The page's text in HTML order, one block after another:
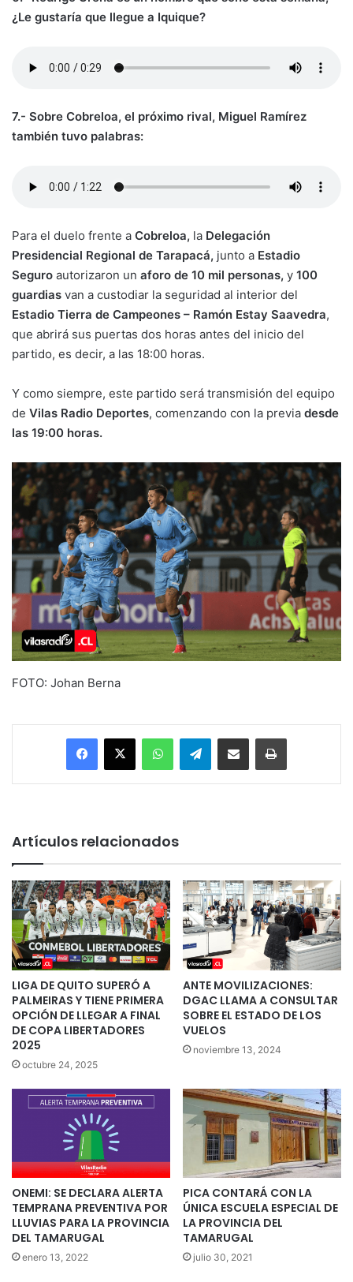
¿Le gustaría que llegue a Iquique?
7.- Sobre Cobreloa, el próximo rival, Miguel Ramírez
también tuvo palabras:
Para el duelo frente a Cobreloa, la Delegación
Presidencial Regional de Tarapacá, junto a Estadio
Seguro autorizaron un aforo de 10 mil personas, y 100
guardias van a custodiar la seguridad al interior del
Estadio Tierra de Campeones – Ramón Estay Saavedra,
que abrirá sus puertas dos horas antes del inicio del
partido, es decir, a las 18:00 horas.
Y como siempre, este partido será transmisión del equipo
de Vilas Radio Deportes, comenzando con la previa desde
las 19:00 horas.
FOTO: Johan Berna
Facebook
X WhatsAppTelegramEnviar vía email Imprimir
Artículos relacionados
LIGA DE QUITO SUPERÓ A
PALMEIRAS Y TIENE PRIMERA
OPCIÓN DE LLEGAR A FINAL
DE COPA LIBERTADORES
2025
octubre 24, 2025
ANTE MOVILIZACIONES:
DGAC LLAMA A CONSULTAR
SOBRE EL ESTADO DE LOS
VUELOS
noviembre 13, 2024
ONEMI: SE DECLARA ALERTA
TEMPRANA PREVENTIVA POR
LLUVIAS PARA LA PROVINCIA
DEL TAMARUGAL
enero 13, 2022
PICA CONTARÁ CON LA
ÚNICA ESCUELA ESPECIAL DE
LA PROVINCIA DEL
TAMARUGAL
julio 30, 2021